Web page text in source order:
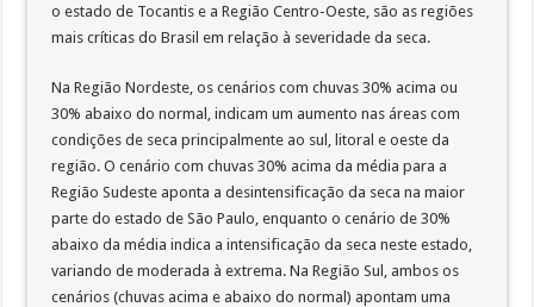
o estado de Tocantis e a Região Centro-Oeste, são as regiões
mais críticas do Brasil em relação à severidade da seca.
Na Região Nordeste, os cenários com chuvas 30% acima ou
30% abaixo do normal, indicam um aumento nas áreas com
condições de seca principalmente ao sul, litoral e oeste da
região. O cenário com chuvas 30% acima da média para a
Região Sudeste aponta a desintensificação da seca na maior
parte do estado de São Paulo, enquanto o cenário de 30%
abaixo da média indica a intensificação da seca neste estado,
variando de moderada à extrema. Na Região Sul, ambos os
cenários (chuvas acima e abaixo do normal) apontam uma